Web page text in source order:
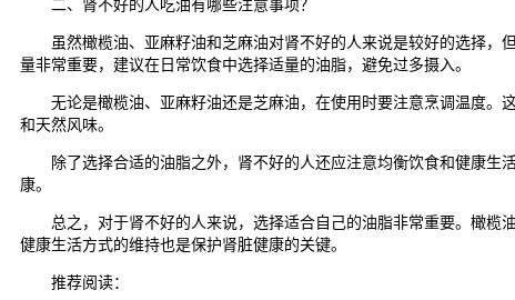
二、肾不好的人吃油有哪些注意事项？
虽然橄榄油、亚麻籽油和芝麻油对肾不好的人来说是较好的选择，
量非常重要，建议在日常饮食中选择适量的油脂，避免过多摄入。
无论是橄榄油、亚麻籽油还是芝麻油，在使用时要注意烹调温度。
和天然风味。
除了选择合适的油脂之外，肾不好的人还应注意均衡饮食和健康生
康。
总之，对于肾不好的人来说，选择适合自己的油脂非常重要。橄榄
健康生活方式的维持也是保护肾脏健康的关键。
推荐阅读：